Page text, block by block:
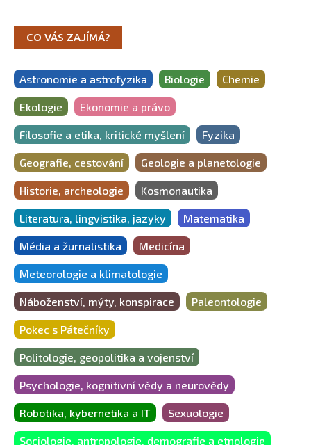
CO VÁS ZAJÍMÁ?
Astronomie a astrofyzika Biologie Chemie
Ekologie Ekonomie a právo
Filosofie a etika, kritické myšlení Fyzika
Geografie, cestování Geologie a planetologie
Historie, archeologie Kosmonautika
Literatura, lingvistika, jazyky Matematika
Média a žurnalistika Medicína
Meteorologie a klimatologie
Náboženství, mýty, konspirace Paleontologie
Pokec s Pátečníky
Politologie, geopolitika a vojenství
Psychologie, kognitivní vědy a neurovědy
Robotika, kybernetika a IT Sexuologie
Sociologie, antropologie, demografie a etnologie